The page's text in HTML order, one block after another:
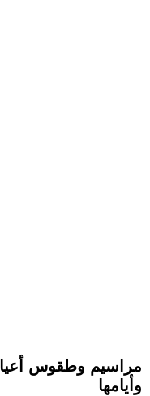
مراسيم وطقوس
وأيامها